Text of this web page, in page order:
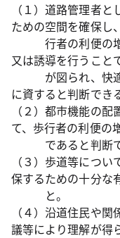
（１）道路管理者
ための空間を確保し
行者の利便の増
又は誘導を行うこと
が図られ、快適
に資すると判断でき
（２）都市機能の
て、歩行者の利便の
であると判断で
（３）歩道等につ
保するための十分な
と。
（４）沿道住民や
議等により理解が得